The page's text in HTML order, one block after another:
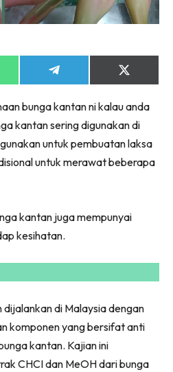
Share
on
Share
on
(Twitter)
bunga kantan ni kalau anda
kantan sering digunakan di
untuk pembuatan laksa
untuk merawat beberapa
kantan juga mempunyai
kesihatan.
di Malaysia dengan
komponen yang bersifat anti
kantan. Kajian ini
CHCI dan MeOH dari bunga